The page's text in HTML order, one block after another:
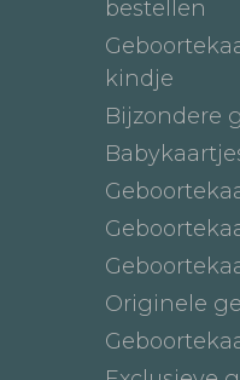
bestellen
kindje
Bijzondere
Originele